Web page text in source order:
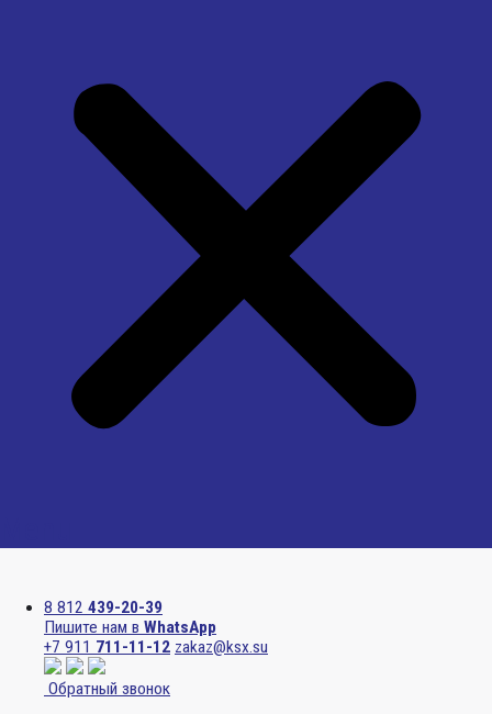
8 812 439-20-39
Пишите нам в WhatsApp
+7 911 711-11-12 zakaz@ksx.su
Обратный звонок